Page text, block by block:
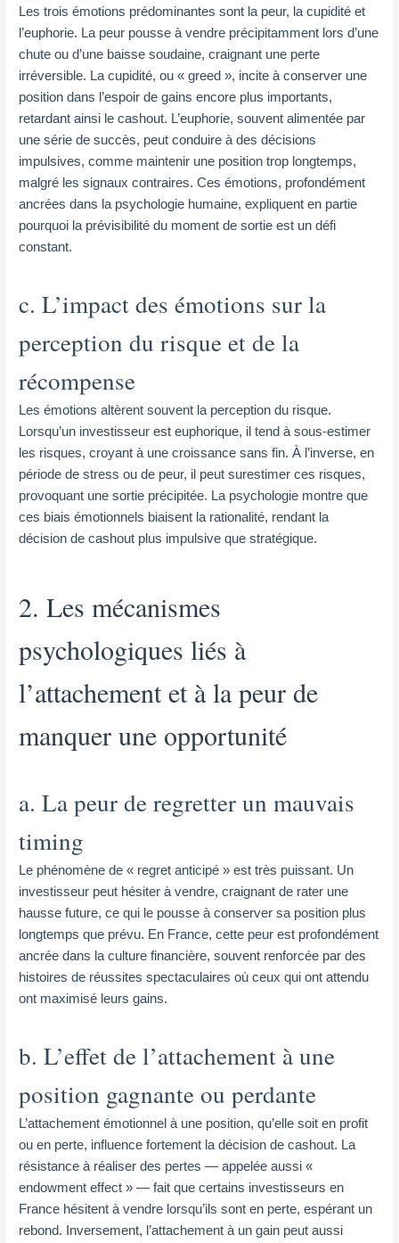
Les trois émotions prédominantes sont la peur, la cupidité et
l’euphorie. La peur pousse à vendre précipitamment lors d’une
chute ou d’une baisse soudaine, craignant une perte
irréversible. La cupidité, ou « greed », incite à conserver une
position dans l’espoir de gains encore plus importants,
retardant ainsi le cashout. L’euphorie, souvent alimentée par
une série de succès, peut conduire à des décisions
impulsives, comme maintenir une position trop longtemps,
malgré les signaux contraires. Ces émotions, profondément
ancrées dans la psychologie humaine, expliquent en partie
pourquoi la prévisibilité du moment de sortie est un défi
constant.
c. L’impact des émotions sur la
perception du risque et de la
récompense
Les émotions altèrent souvent la perception du risque.
Lorsqu’un investisseur est euphorique, il tend à sous-estimer
les risques, croyant à une croissance sans fin. À l’inverse, en
période de stress ou de peur, il peut surestimer ces risques,
provoquant une sortie précipitée. La psychologie montre que
ces biais émotionnels biaisent la rationalité, rendant la
décision de cashout plus impulsive que stratégique.
2. Les mécanismes
psychologiques liés à
l’attachement et à la peur de
manquer une opportunité
a. La peur de regretter un mauvais
timing
Le phénomène de « regret anticipé » est très puissant. Un
investisseur peut hésiter à vendre, craignant de rater une
hausse future, ce qui le pousse à conserver sa position plus
longtemps que prévu. En France, cette peur est profondément
ancrée dans la culture financière, souvent renforcée par des
histoires de réussites spectaculaires où ceux qui ont attendu
ont maximisé leurs gains.
b. L’effet de l’attachement à une
position gagnante ou perdante
L’attachement émotionnel à une position, qu’elle soit en profit
ou en perte, influence fortement la décision de cashout. La
résistance à réaliser des pertes — appelée aussi «
endowment effect » — fait que certains investisseurs en
France hésitent à vendre lorsqu’ils sont en perte, espérant un
rebond. Inversement, l’attachement à un gain peut aussi